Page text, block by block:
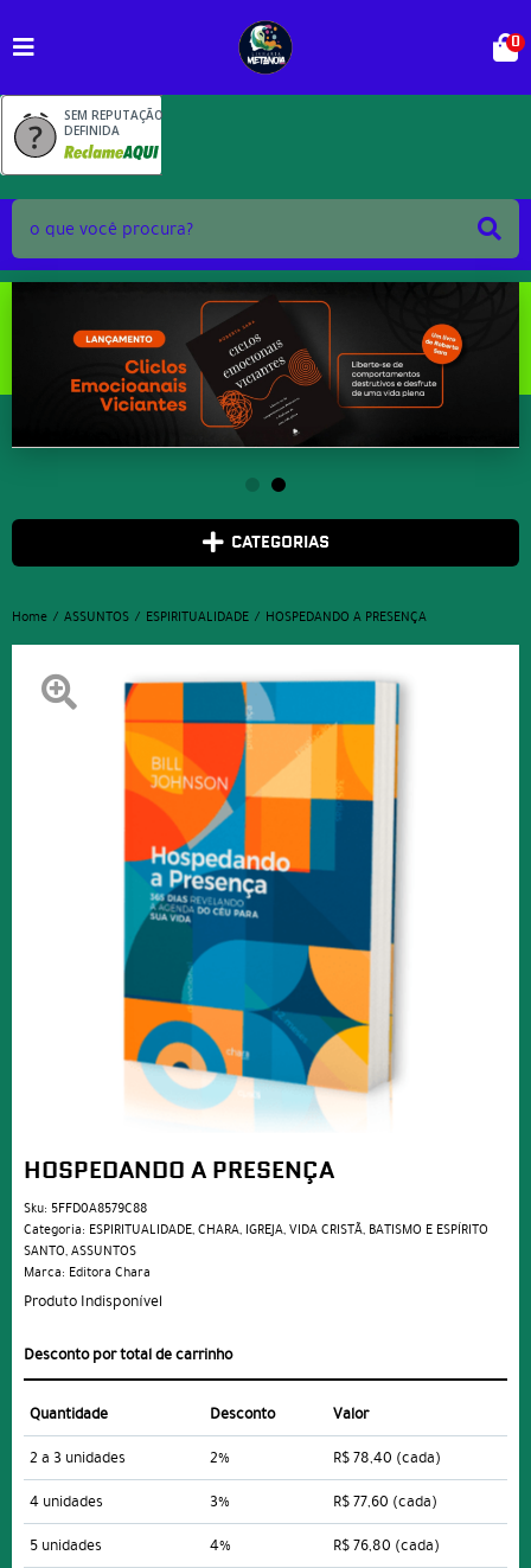
SEM REPUTAÇÃO
DEFINIDA
0
CATEGORIAS
Home ASSUNTOS ESPIRITUALIDADE HOSPEDANDO A PRESENÇA
HOSPEDANDO A PRESENÇA
Sku: 5FFD0A8579C88
Categoria: ESPIRITUALIDADE,CHARA, IGREJA,VIDA CRISTÃ, BATISMO E ESPÍRITO
SANTO,ASSUNTOS
Marca: Editora Chara
Produto Indisponível
Desconto por total de carrinho
Quantidade Desconto
Valor
2 a 3 unidades
2% R$ 78,40 (cada)
4 unidades
3% R$ 77,60 (cada)
5 unidades
4% R$ 76,80 (cada)